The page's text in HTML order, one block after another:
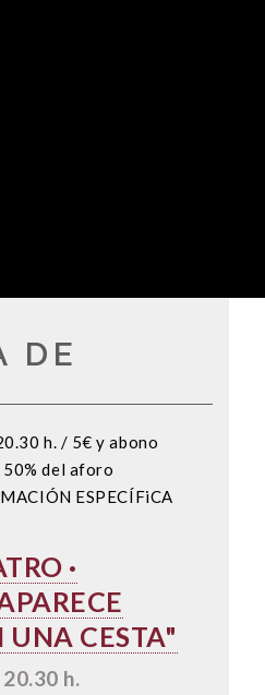
DE
h. / 5€ y abono
del aforo
ESPECÍFiCA
·
CESTA"
h.